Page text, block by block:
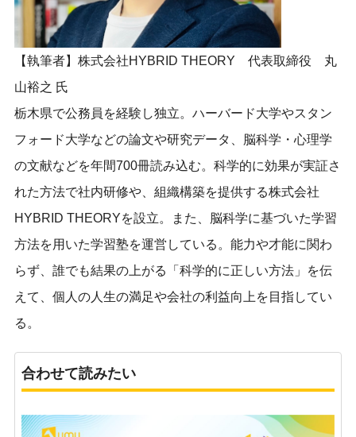
【執筆者】株式会社HYBRID THEORY 代表取締役 丸
山裕之 氏
栃木県で公務員を経験し独立。ハーバード大学やスタン
フォード大学などの論文や研究データ、脳科学・心理学
の文献などを年間700冊読み込む。科学的に効果が実証さ
れた方法で社内研修や、組織構築を提供する株式会社
HYBRID THEORYを設立。また、脳科学に基づいた学習
方法を用いた学習塾を運営している。能力や才能に関わ
らず、誰でも結果の上がる「科学的に正しい方法」を伝
えて、個人の人生の満足や会社の利益向上を目指してい
る。
合わせて読みたい